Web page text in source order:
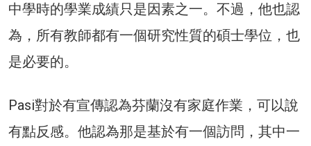
中學時的學業成績只是因素之一。不過，他也認
為，所有教師都有一個研究性質的碩士學位，也
是必要的。
Pasi對於有宣傳認為芬蘭沒有家庭作業，可以說
有點反感。他認為那是基於有一個訪問，其中一